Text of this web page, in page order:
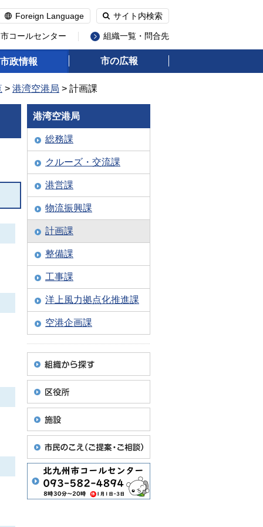
Foreign Language サイト内検索
コールセンター 組織一覧・問合先
市政情報 市の広報
> 港湾空港局 > 計画課
港湾空港局
総務課
クルーズ・交流課
港営課
物流振興課
計画課
整備課
工事課
洋上風力拠点化推進課
空港企画課